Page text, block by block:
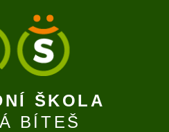
ŠKOLA
BÍTEŠ